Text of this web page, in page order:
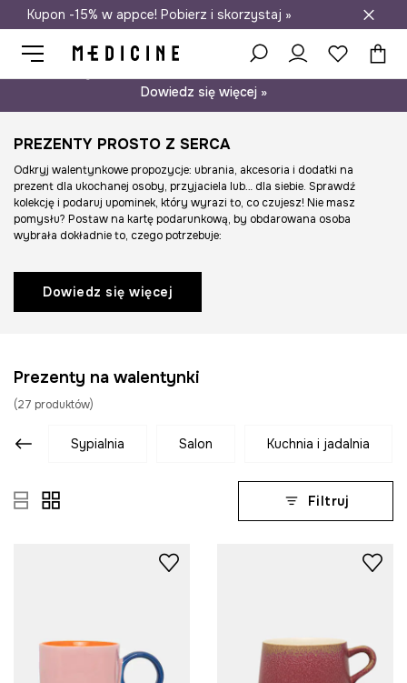
Darmowa dostawa do salonów
Kupon -15% w appce! Pobierz i skorzystaj »
Dowiedz się więcej »
PREZENTY PROSTO Z SERCA
Odkryj walentynkowe propozycje: ubrania, akcesoria i dodatki na
prezent dla ukochanej osoby, przyjaciela lub… dla siebie. Sprawdź
kolekcję i podaruj upominek, który wyrazi to, co czujesz! Nie masz
pomysłu? Postaw na kartę podarunkową, by obdarowana osoba
wybrała dokładnie to, czego potrzebuje:
Dowiedz się więcej
Prezenty na walentynki
(27 produktów)
sypialnia salon kuchnia i jadalnia
Filtruj